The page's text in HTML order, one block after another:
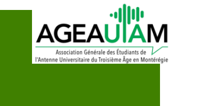
Rechercher